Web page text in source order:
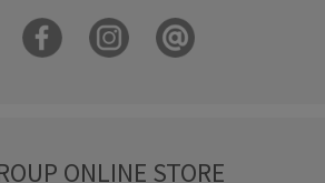
ONLINE STORE